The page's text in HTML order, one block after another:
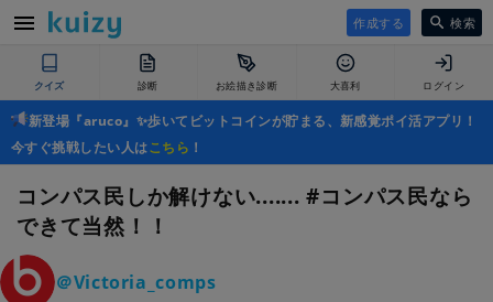
作成する 検索
クイズ 診断 お絵描き診断 大喜利 ログイン
新登場『aruco』✨歩いてビットコインが貯まる、新感覚ポイ活アプリ！
今すぐ挑戦したい人はこちら ！
コンパス民しか解けない....... #コンパス民なら
できて当然！！
＠Victoria_comps